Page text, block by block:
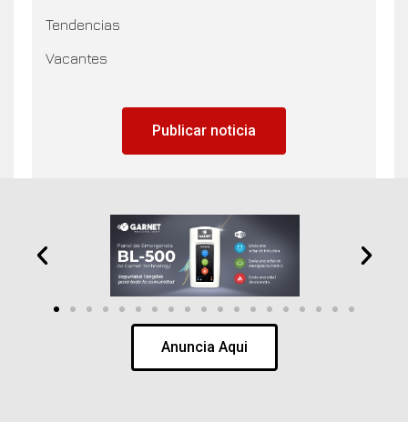
Tendencias
Vacantes
Publicar noticia
Anuncia Aqui